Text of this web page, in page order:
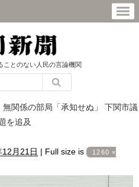
ことのない人民の言論機関
関係の部局「承知せぬ」 下関市議
を追及
12月21日 | Full size is 1260 ×